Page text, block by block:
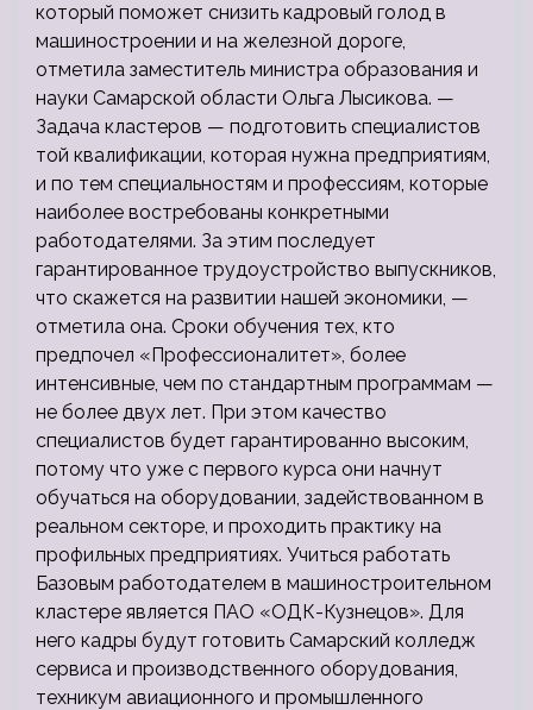
который поможет снизить кадровый голод в
машиностроении и на железной дороге,
отметила заместитель министра образования и
науки Самарской области Ольга Лысикова. —
Задача кластеров — подготовить специалистов
той квалификации, которая нужна предприятиям,
и по тем специальностям и профессиям, которые
наиболее востребованы конкретными
работодателями. За этим последует
гарантированное трудоустройство выпускников,
что скажется на развитии нашей экономики, —
отметила она. Сроки обучения тех, кто
предпочел «Профессионалитет», более
интенсивные, чем по стандартным программам —
не более двух лет. При этом качество
специалистов будет гарантированно высоким,
потому что уже с первого курса они начнут
обучаться на оборудовании, задействованном в
реальном секторе, и проходить практику на
профильных предприятиях. Учиться работать
Базовым работодателем в машиностроительном
кластере является ПАО «ОДК-Кузнецов». Для
него кадры будут готовить Самарский колледж
сервиса и производственного оборудования,
техникум авиационного и промышленного